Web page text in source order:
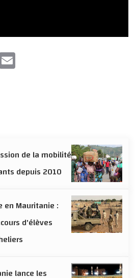
de la mobilité
depuis 2010
Mauritanie :
d'élèves
lance les